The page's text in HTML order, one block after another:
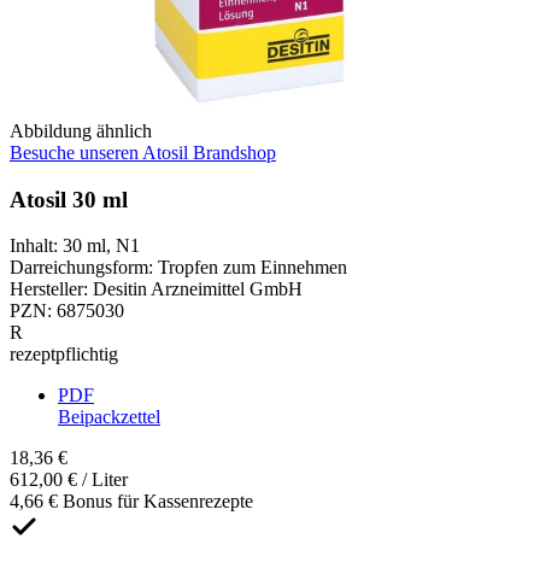
Abbildung ähnlich
Besuche unseren Atosil Brandshop
Atosil 30 ml
Inhalt: 30 ml, N1
Darreichungsform: Tropfen zum Einnehmen
Hersteller: Desitin Arzneimittel GmbH
PZN: 6875030
R
rezeptpflichtig
PDF
Beipackzettel
18,36 €
612,00 € / Liter
4,66 € Bonus für Kassenrezepte